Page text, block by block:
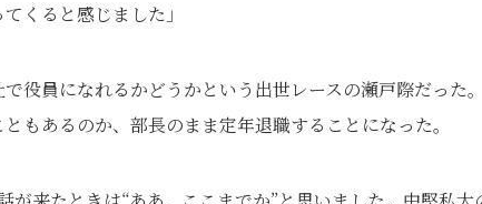
くると感じました」
役員になれるかどうかという出世レースの瀬戸際だった
もあるのか、部長のまま定年退職することになった。